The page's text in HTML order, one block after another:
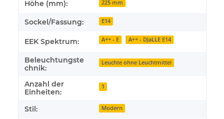
Höhe (mm): 225 mm
Sockel/Fassung: E14
EEK Spektrum: A++ - E A++ - DJaLLE E14
Beleuchtungste
chnik:
Leuchte ohne Leuchtmittel
Anzahl der
Einheiten:
1
Stil: Modern